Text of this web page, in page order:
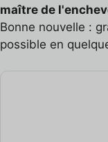
maître de
Bonne nouvelle :
possible en